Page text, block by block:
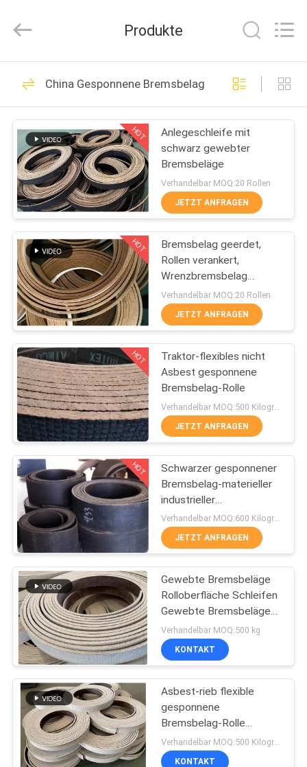
HAUS
PRODUKTE
ÜBER
UNS
FABRIK-
AUSFLUG
QUALITÄTSKONTROLLE
TRETEN
SIE
MIT
UNS
IN
VERBINDUNG
FORDERN
SIE EIN
ZITAT
SITEMAP
PRIVACY
POLICY
Reserved.
Bremsbelag-Rolle
42
Bremsrollenfutter
23
Gesponnene
Bremsbelag-Rolle
Bremsblock-
Material
34
Gesponnenes
Bremsbelag-
Material
32
Produkte
China Gesponnene Bremsbelag-Rolle
HOT
Anlegeschleife mit
schwarz gewebter
Bremsbeläge
Verhandelbar MOQ:20 Rollen
JETZT ANFRAGEN
HOT
Bremsbelag geerdet,
Rollen verankert,
Wrenzbremsbelag
geschliffen,
Gewebebremsbelag
Verhandelbar MOQ:20 Rollen
JETZT ANFRAGEN
HOT
Traktor-flexibles nicht
Asbest gesponnene
Bremsbelag-Rolle
JETZT ANFRAGEN
HOT
Schwarzer gesponnener
Bremsbelag-materieller
industrieller
Messingdraht verstärkte
Crane Usage
Verhandelbar MOQ:600 Kilogramm
JETZT ANFRAGEN
Gewebte Bremsbeläge
Rolloberfläche Schleifen
Gewebte Bremsbeläge
mit Messingbremsbeläge
Verhandelbar MOQ:500 kg
KONTAKT
Asbest-rieb flexible
gesponnene
Bremsbelag-Rolle
gesponnenen
Bremsbelag mit Messing
KONTAKT